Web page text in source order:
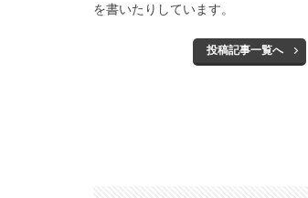
を書いたりしています。
投稿記事一覧へ